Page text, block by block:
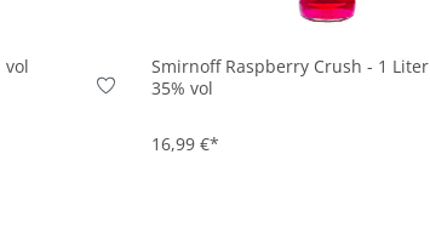
vol
von 4.5 von 5 Sternen
Smirnoff Raspberry Crush - 1 Liter
35% vol
16,99 €*